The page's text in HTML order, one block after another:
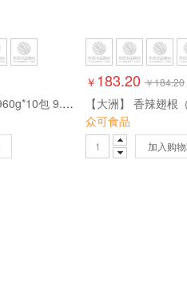
【泓品膳】 藤椒鸡排 960g*10包 9.6kg
￥ 183.20 ￥184.20
众可食品
加入购